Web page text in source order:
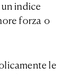
indice
forza o
le